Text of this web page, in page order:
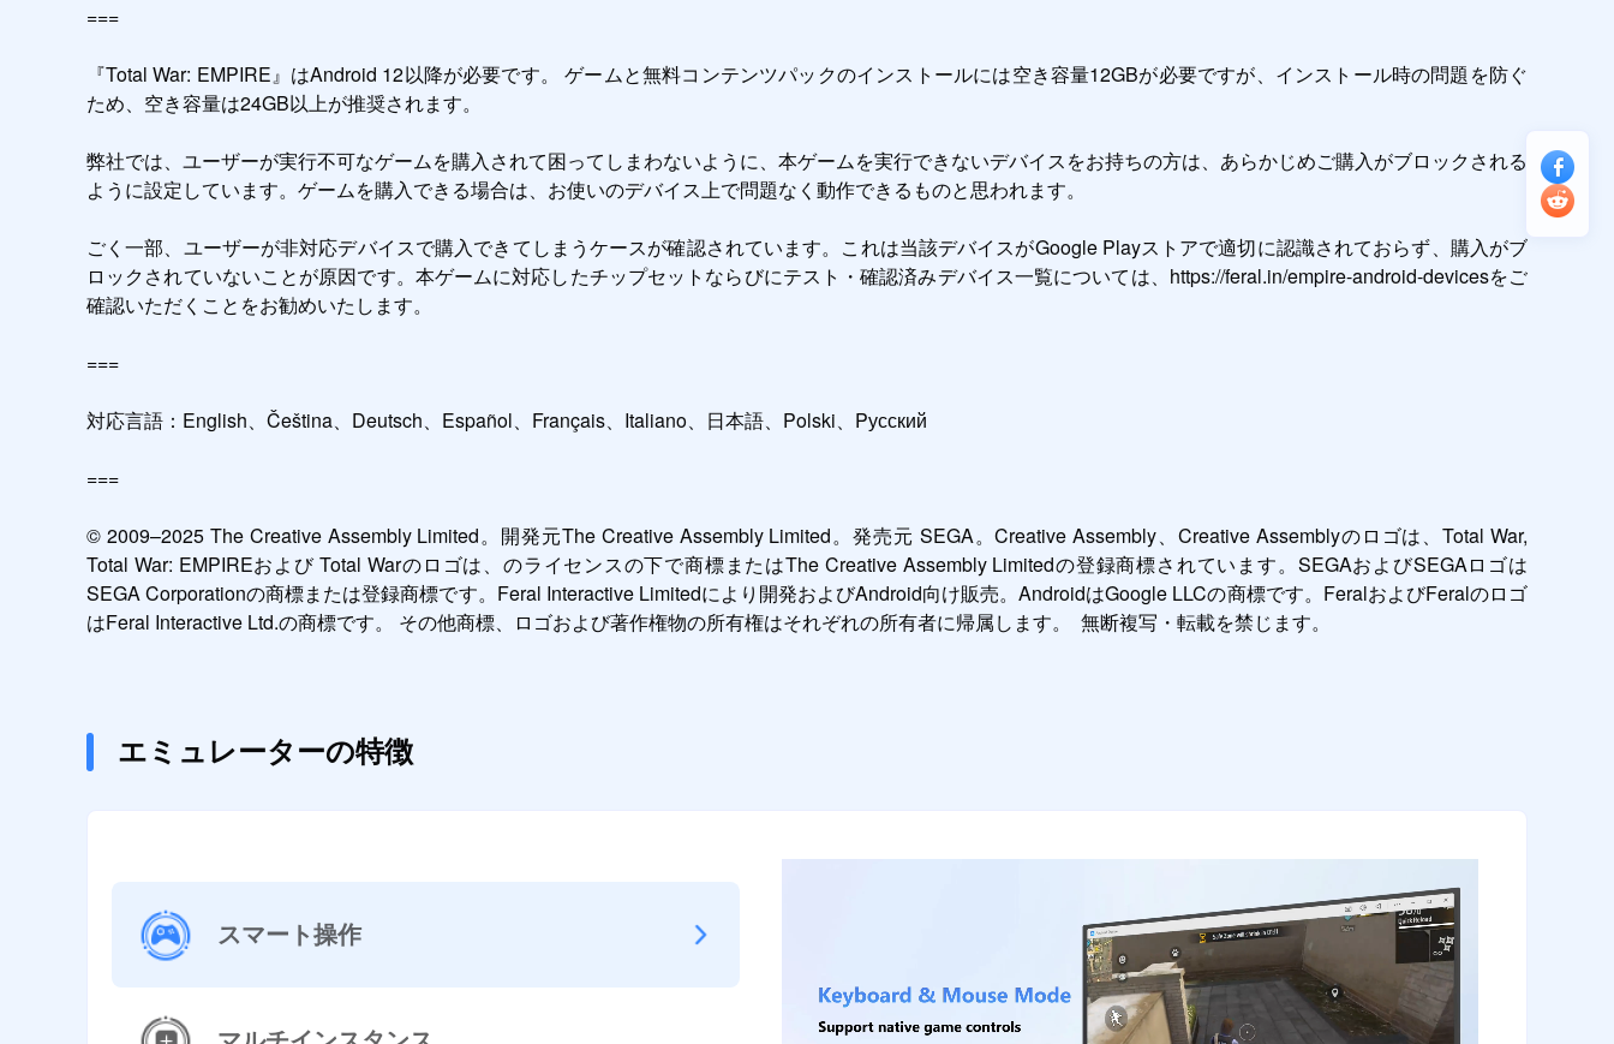
===
『Total War: EMPIRE』はAndroid 12以降が必要です。 ゲームと無料コンテンツパックのインストールには空き容量12GBが必要ですが、インストール時の問題を防ぐ
ため、空き容量は24GB以上が推奨されます。
弊社では、ユーザーが実行不可なゲームを購入されて困ってしまわないように、本ゲームを実行できないデバイスをお持ちの方は、あらかじめご購入がブロックされる
ように設定しています。ゲームを購入できる場合は、お使いのデバイス上で問題なく動作できるものと思われます。
ごく一部、ユーザーが非対応デバイスで購入できてしまうケースが確認されています。これは当該デバイスがGoogle Playストアで適切に認識されておらず、購入がブ
ロックされていないことが原因です。本ゲームに対応したチップセットならびにテスト・確認済みデバイス一覧については、https://feral.in/empire-android-devicesをご
確認いただくことをお勧めいたします。
===
対応言語：English、Čeština、Deutsch、Español、Français、Italiano、日本語、Polski、Pусский
===
© 2009–2025 The Creative Assembly Limited。開発元The Creative Assembly Limited。発売元 SEGA。Creative Assembly、Creative Assemblyのロゴは、Total War,
Total War: EMPIREおよび Total Warのロゴは、のライセンスの下で商標またはThe Creative Assembly Limitedの登録商標されています。SEGAおよびSEGAロゴは
SEGA Corporationの商標または登録商標です。Feral Interactive Limitedにより開発およびAndroid向け販売。AndroidはGoogle LLCの商標です。FeralおよびFeralのロゴ
はFeral Interactive Ltd.の商標です。 その他商標、ロゴおよび著作権物の所有権はそれぞれの所有者に帰属します。  無断複写・転載を禁じます。
エミュレーターの特徴
スマート操作